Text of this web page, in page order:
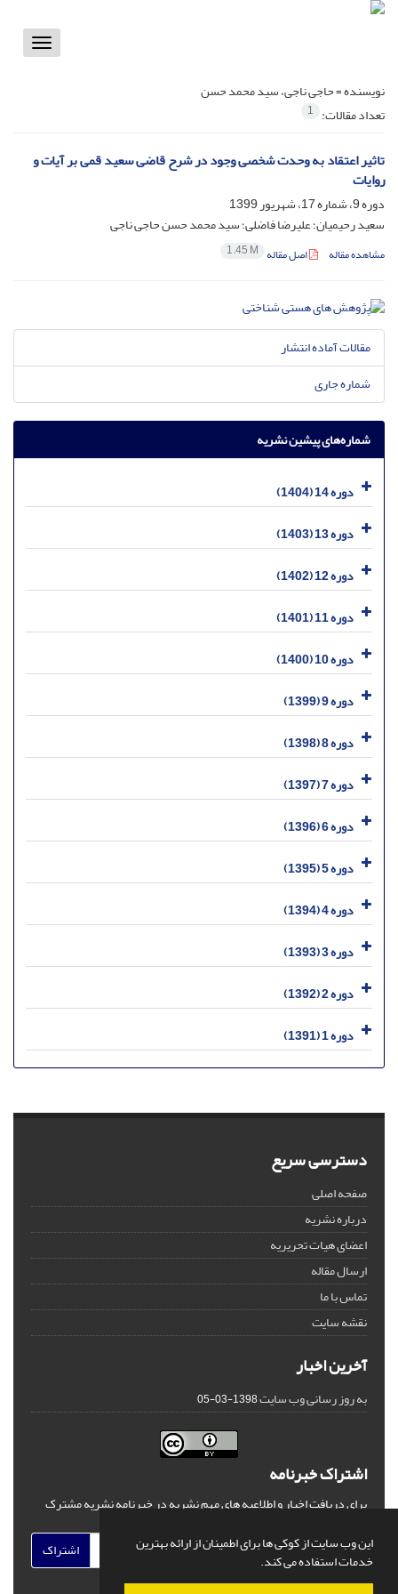
این وب سایت از کوکی ها برای اطمینان از ارائه بهترین
خدمات استفاده می کند.
Toggle
نویسنده =حاجی ناجی، سید محمد حسن
تعداد مقالات: 1
تاثیر اعتقاد به وحدت شخصی وجود در شرح قاضی سعید قمی بر آیات و
روایات
دوره 9، شماره 17، شهریور 1399
سعید رحیمیان؛ علیرضا فاضلی؛ سید محمد حسن حاجی ناجی
مشاهده مقاله اصل مقاله 1.45 M
مقالات آماده انتشار
شماره جاری
شماره‌های پیشین نشریه
دوره 14 (1404)
دوره 13 (1403)
دوره 12 (1402)
دوره 11 (1401)
دوره 10 (1400)
دوره 9 (1399)
دوره 8 (1398)
دوره 7 (1397)
دوره 6 (1396)
دوره 5 (1395)
دوره 4 (1394)
دوره 3 (1393)
دوره 2 (1392)
دوره 1 (1391)
دسترسی سریع
صفحه اصلی
درباره نشریه
اعضای هیات تحریریه
ارسال مقاله
تماس با ما
نقشه سایت
آخرین اخبار
به روز رسانی وب سایت1398-03-05
اشتراک خبرنامه
برای دریافت اخبار و اطلاعیه های مهم نشریه در خبرنامه نشریه مشترک
اشتراک